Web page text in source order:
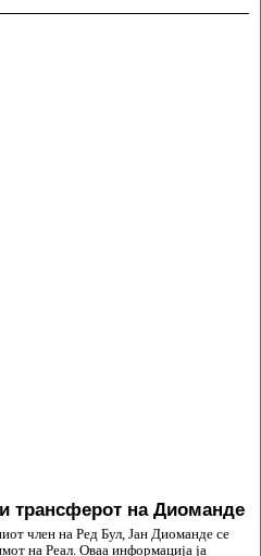
трансферот на Диоманде
член на Ред Бул, Јан Диоманде се
на Реал. Оваа информација ја